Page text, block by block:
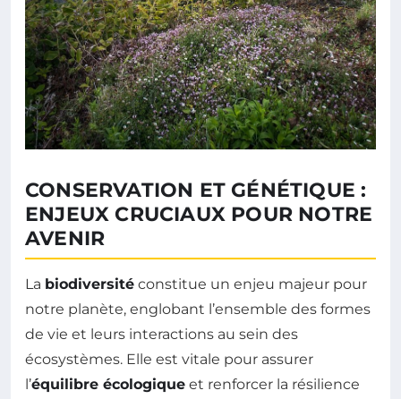
CONSERVATION ET GÉNÉTIQUE :
ENJEUX CRUCIAUX POUR NOTRE
AVENIR
La biodiversité constitue un enjeu majeur pour
notre planète, englobant l’ensemble des formes
de vie et leurs interactions au sein des
écosystèmes. Elle est vitale pour assurer
l’équilibre écologique et renforcer la résilience